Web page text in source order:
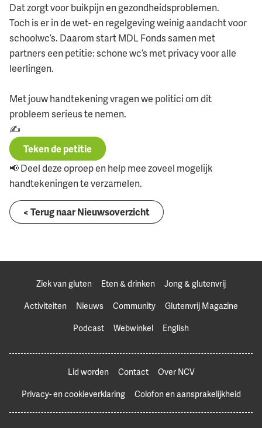
Dat zorgt voor buikpijn en gezondheidsproblemen.
Toch is er in de wet- en regelgeving weinig aandacht voor
schoolwc’s. Daarom start MDL Fonds samen met
partners een petitie: schone wc’s met privacy voor alle
leerlingen.
Met jouw handtekening vragen we politici om dit
probleem serieus te nemen.
✍️
Teken de petitie
📢 Deel deze oproep en help mee zoveel mogelijk
handtekeningen te verzamelen.
< Terug naar Nieuwsoverzicht
Ziek van gluten Eten & drinken
Jong & glutenvrij
Activiteiten
Nieuws Community
Glutenvrij Magazine
Podcast
Webwinkel English
Lid worden Contact
Over NCV
Privacy- en cookieverklaring
Colofon en aansprakelijkheid